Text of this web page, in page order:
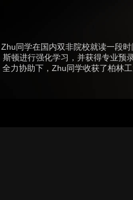
Zhu同学在国内双非院校就读一段
斯顿进行强化学习，并获得专业预
全力协助下，Zhu同学收获了柏林